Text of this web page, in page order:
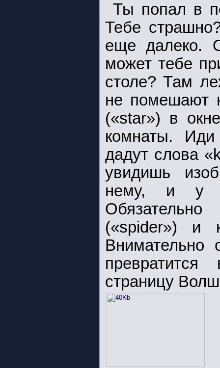
Ты попал в
Тебе
еще далеко.
может тебе
столе? Там
не помешают
(«star») в
комнаты.
дадут слова
увидишь
нему, и у
(«spider») и
Внимательно
страницу